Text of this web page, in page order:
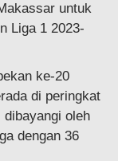
untuk
Liga 1 2023-
ke-20
di peringkat
dibayangi oleh
dengan 36